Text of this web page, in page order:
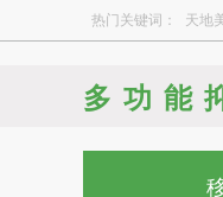
热门关键词： 天地
多功能